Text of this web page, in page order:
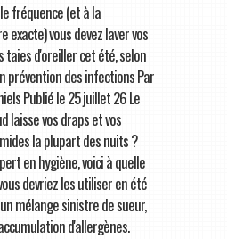
fréquence (et à la
exacte) vous devez laver vos
taies d'oreiller cet été, selon
prévention des infections Par
Publié le 25 juillet 26 Le
laisse vos draps et vos
la plupart des nuits ?
en hygiène, voici à quelle
devriez les utiliser en été
mélange sinistre de sueur,
d'allergènes.